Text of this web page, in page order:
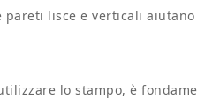
pareti lisce e verticali
lo stampo, è